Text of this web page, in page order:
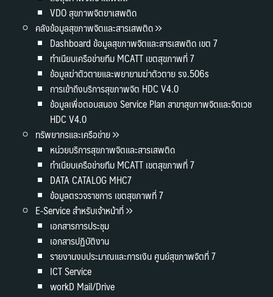
VDO สุขภาพจิตยาเสพติด
คลังข้อมูลสุขภาพจิตและสารเสพติด
Dashboard ข้อมูลสุขภาพจิตและสารเสพติด เขต 7
ทำเนียบเครือข่ายทีม MCATT เขตสุขภาพที่ 7
ข้อมูลฆ่าตัวตายและพยายามฆ่าตัวตาย รง.506s
การเข้าถึงบริการสุขภาพจิต HDC V4.0
ข้อมูลเพื่อตอบสนอง Service Plan สาขาสุขภาพจิตและจิตเวช
HDC V4.0
ทรัพยากรและเครือข่าย
หน่วยบริการสุขภาพจิตและสารเสพติด
ทำเนียบเครือข่ายทีม MCATT เขตสุขภาพที่ 7
DATA CATALOG MHC7
ข้อมูลตรวจราชการ เขตสุขภาพที่ 7
E-Service สำหรับเจ้าหน้าที่
เอกสารการประชุม
เอกสารปฏิบัติงาน
รายงานงบประมาณและการเงิน ศูนย์สุขภาพจิตที่ 7
ICT Service
workD Mail/Drive